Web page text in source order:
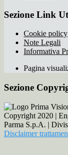
Sezione Link
Cookie policy
Note Legali
Informativa
Pagina
Sezione
Copyright 2020 |
Parma S.p.A. |
Disclaimer